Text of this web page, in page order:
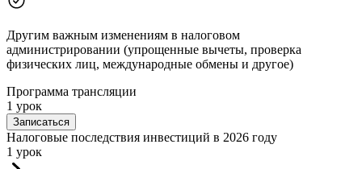
Другим важным изменениям в налоговом
администрировании (упрощенные вычеты, проверка
физических лиц, международные обмены и другое)
Программа трансляции
1 урок
Записаться
Налоговые последствия инвестиций в 2026 году
1 урок